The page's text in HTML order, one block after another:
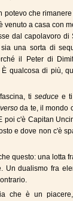
che
venuto a casa con
dal capolavoro di
una sorta di
il Peter di
qualcosa di più,
ti seduce e
da te, il mondo
poi c'è Capitan
e dove non c'è
questo: una lotta
Un dualismo fra
che è un piacere,